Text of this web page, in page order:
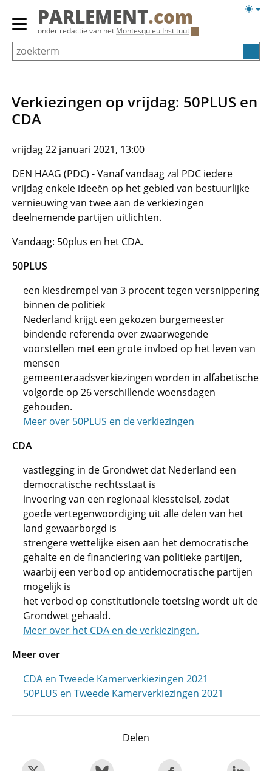
Overslaan
Primair
menu
tonen/verbergen
PARLEMENT.com
onder redactie van het Montesquieu Instituut
Verkiezingen op vrijdag: 50PLUS en
CDA
vrijdag 22 januari 2021, 13:00
DEN HAAG (PDC) - Vanaf vandaag zal PDC iedere
vrijdag enkele ideeën op het gebied van bestuurlijke
vernieuwing van twee aan de verkiezingen
deelnemende partijen uitlichten.
Vandaag: 50plus en het CDA.
50PLUS
een kiesdrempel van 3 procent tegen versnippering
binnen de politiek
Nederland krijgt een gekozen burgemeester
bindende referenda over zwaarwegende
voorstellen met een grote invloed op het leven van
mensen
gemeenteraadsverkiezingen worden in alfabetische
volgorde op 26 verschillende woensdagen
gehouden.
Meer over 50PLUS en de verkiezingen
CDA
vastlegging in de Grondwet dat Nederland een
democratische rechtsstaat is
invoering van een regionaal kiesstelsel, zodat
goede vertegenwoordiging uit alle delen van het
land gewaarborgd is
strengere wettelijke eisen aan het democratische
gehalte en de financiering van politieke partijen,
waarbij een verbod op antidemocratische partijen
mogelijk is
het verbod op constitutionele toetsing wordt uit de
Grondwet gehaald.
Meer over het CDA en de verkiezingen.
Meer over
CDA en Tweede Kamerverkiezingen 2021
50PLUS en Tweede Kamerverkiezingen 2021
Delen